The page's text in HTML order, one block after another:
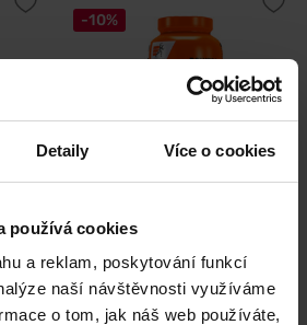
Detaily Více o cookies
používá cookies
a reklam, poskytování funkcí
naší návštěvnosti využíváme
o tom, jak náš web používáte,
-10%
Extrifit
HMB Power 180 kapslí
395Kč 439Kč
NA SKLADĚ